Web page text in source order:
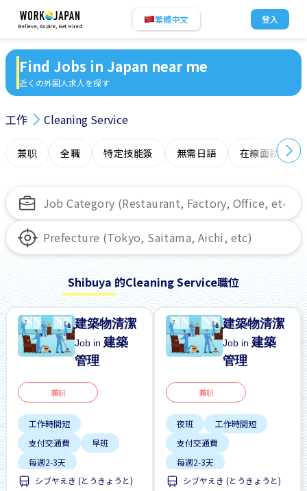
Believe, Aspire, Get Hired
繁體中文 登入
Find Jobs in Japan near me
近くの外国人求人を探す
工作 Cleaning Service
兼职 全職 特定技能簽 無需日語 在線面試
Shibuya 的Cleaning Service職位
建築物清潔
Job in 建築
管理
兼职
工作時間短
支付交通費
早班
每週2-3天
無經驗要求
靠近車站
シブヤえき (とうきょうと)
建築物清潔
Job in 建築
管理
兼职
夜班
工作時間短
支付交通費
每週2-3天
無經驗要求
靠近車站
シブヤえき (とうきょうと)